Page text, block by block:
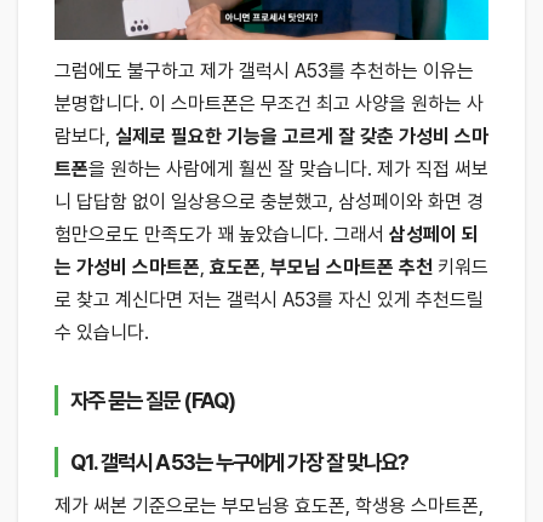
그럼에도 불구하고 제가 갤럭시 A53를 추천하는 이유는
분명합니다. 이 스마트폰은 무조건 최고 사양을 원하는 사
람보다, 실제로 필요한 기능을 고르게 잘 갖춘 가성비 스마
트폰을 원하는 사람에게 훨씬 잘 맞습니다. 제가 직접 써보
니 답답함 없이 일상용으로 충분했고, 삼성페이와 화면 경
험만으로도 만족도가 꽤 높았습니다. 그래서 삼성페이 되
는 가성비 스마트폰, 효도폰, 부모님 스마트폰 추천 키워드
로 찾고 계신다면 저는 갤럭시 A53를 자신 있게 추천드릴
수 있습니다.
자주 묻는 질문 (FAQ)
Q1. 갤럭시 A53는 누구에게 가장 잘 맞나요?
제가 써본 기준으로는 부모님용 효도폰, 학생용 스마트폰,